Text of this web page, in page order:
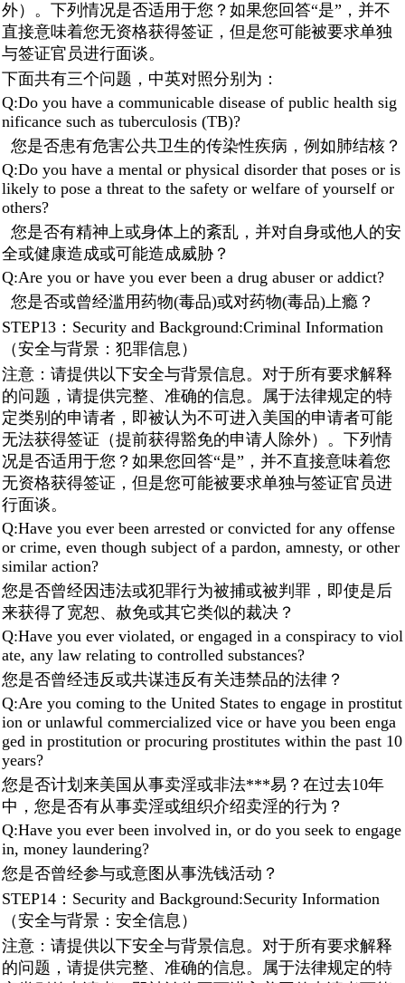
外）。下列情况是否适用于您？如果您回答“是”，并不
直接意味着您无资格获得签证，但是您可能被要求单独
与签证官员进行面谈。
下面共有三个问题，中英对照分别为：
Q:Do you have a communicable disease of public health sig
nificance such as tuberculosis (TB)?
您是否患有危害公共卫生的传染性疾病，例如肺结核？
Q:Do you have a mental or physical disorder that poses or is
likely to pose a threat to the safety or welfare of yourself or
others?
您是否有精神上或身体上的紊乱，并对自身或他人的安
全或健康造成或可能造成威胁？
Q:Are you or have you ever been a drug abuser or addict?
您是否或曾经滥用药物(毒品)或对药物(毒品)上瘾？
STEP13：Security and Background:Criminal Information
（安全与背景：犯罪信息）
注意：请提供以下安全与背景信息。对于所有要求解释
的问题，请提供完整、准确的信息。属于法律规定的特
定类别的申请者，即被认为不可进入美国的申请者可能
无法获得签证（提前获得豁免的申请人除外）。下列情
况是否适用于您？如果您回答“是”，并不直接意味着您
无资格获得签证，但是您可能被要求单独与签证官员进
行面谈。
Q:Have you ever been arrested or convicted for any offense
or crime, even though subject of a pardon, amnesty, or other
similar action?
您是否曾经因违法或犯罪行为被捕或被判罪，即使是后
来获得了宽恕、赦免或其它类似的裁决？
Q:Have you ever violated, or engaged in a conspiracy to viol
ate, any law relating to controlled substances?
您是否曾经违反或共谋违反有关违禁品的法律？
Q:Are you coming to the United States to engage in prostitut
ion or unlawful commercialized vice or have you been enga
ged in prostitution or procuring prostitutes within the past 10
years?
您是否计划来美国从事卖淫或非法***易？在过去10年
中，您是否有从事卖淫或组织介绍卖淫的行为？
Q:Have you ever been involved in, or do you seek to engage
in, money laundering?
您是否曾经参与或意图从事洗钱活动？
STEP14：Security and Background:Security Information
（安全与背景：安全信息）
注意：请提供以下安全与背景信息。对于所有要求解释
的问题，请提供完整、准确的信息。属于法律规定的特